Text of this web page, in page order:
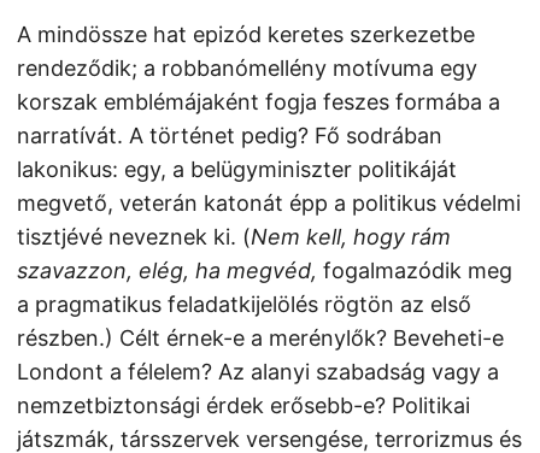
A mindössze hat epizód keretes szerkezetbe
rendeződik; a robbanómellény motívuma egy
korszak emblémájaként fogja feszes formába a
narratívát. A történet pedig? Fő sodrában
lakonikus: egy, a belügyminiszter politikáját
megvető, veterán katonát épp a politikus védelmi
tisztjévé neveznek ki. (Nem kell, hogy rám
szavazzon, elég, ha megvéd, fogalmazódik meg
a pragmatikus feladatkijelölés rögtön az első
részben.) Célt érnek-e a merénylők? Beveheti-e
Londont a félelem? Az alanyi szabadság vagy a
nemzetbiztonsági érdek erősebb-e? Politikai
játszmák, társszervek versengése, terrorizmus és